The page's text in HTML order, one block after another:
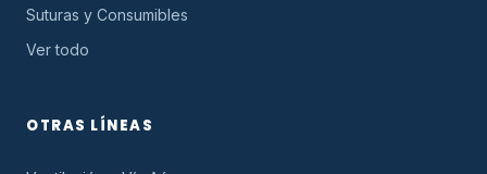
Suturas y Consumibles
Ver todo
OTRAS LÍNEAS